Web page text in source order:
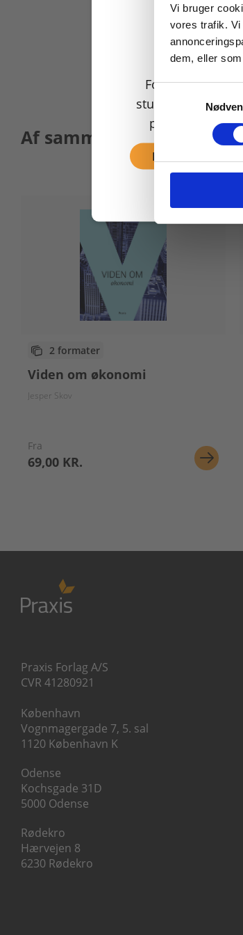
Vi bruger
vores trafik. Vi
dem, eller
Samtykkevalg
Af samme forfatter
2 formater
Viden om økonomi
Jesper Skov
Fra
69,00 KR.
Praxis Forlag A/S
CVR 41280921
København
Vognmagergade 7, 5. sal
1120 København K
Odense
Kochsgade 31D
5000 Odense
Rødekro
Hærvejen 8
6230 Rødekro
For
studerende. Du får
priser inkl.
Fortsæt som